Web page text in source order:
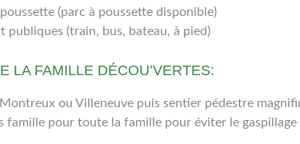
(parc à poussette disponible)
publiques (train, bus, bateau, à pied)
LA FAMILLE DÉCOU’VERTES:
ou Villeneuve puis sentier pédestre
famille pour toute la famille pour éviter le gaspillage